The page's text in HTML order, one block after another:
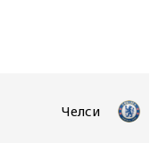
Челси